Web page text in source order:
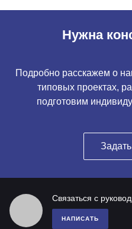
Нужна
Подробно расскажем о
типовых проектах,
подготовим
Связаться с
НАПИСАТЬ